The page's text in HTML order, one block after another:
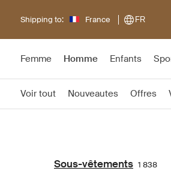
Shipping to: France FR
Femme Homme Enfants
Voir tout Nouveautes Offres
Sous-vêtements 1 838